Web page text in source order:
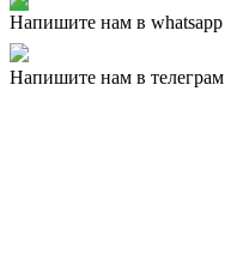
Напишите нам в whatsapp
Напишите нам в телеграм